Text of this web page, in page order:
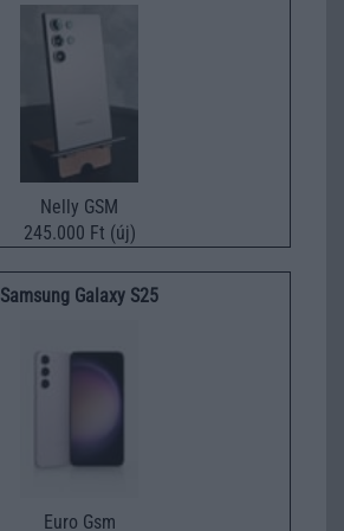
Nelly GSM
245.000 Ft (új)
Samsung Galaxy S25
Euro Gsm